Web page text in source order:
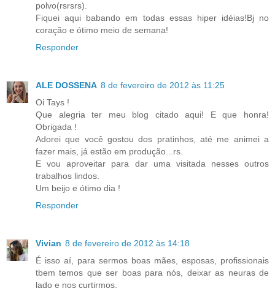
polvo(rsrsrs).
Fiquei aqui babando em todas essas hiper idéias!Bj no
coração e ótimo meio de semana!
Responder
ALE DOSSENA 8 de fevereiro de 2012 às 11:25
Oi Tays !
Que alegria ter meu blog citado aqui! E que honra!
Obrigada !
Adorei que você gostou dos pratinhos, até me animei a
fazer mais, já estão em produção...rs.
E vou aproveitar para dar uma visitada nesses outros
trabalhos lindos.
Um beijo e ótimo dia !
Responder
Vivian 8 de fevereiro de 2012 às 14:18
É isso aí, para sermos boas mães, esposas, profissionais
tbem temos que ser boas para nós, deixar as neuras de
lado e nos curtirmos.